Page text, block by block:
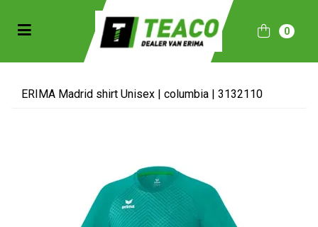
(Sportkleding)
(Collecties)
Toggle navigation 0
ERIMA Madrid shirt Unisex | columbia | 3132110